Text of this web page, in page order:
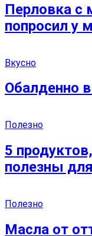
Перловка с
попросил у
Вкусно
Обалденно
Полезно
5
полезны
Полезно
Масла от